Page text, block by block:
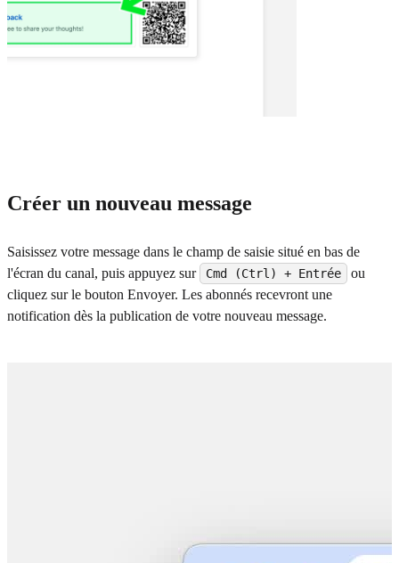
Créer un nouveau message
Saisissez votre message dans le champ de saisie situé en bas de
l'écran du canal, puis appuyez sur
Cmd (Ctrl) + Entrée
ou
cliquez sur le bouton Envoyer. Les abonnés recevront une
notification dès la publication de votre nouveau message.